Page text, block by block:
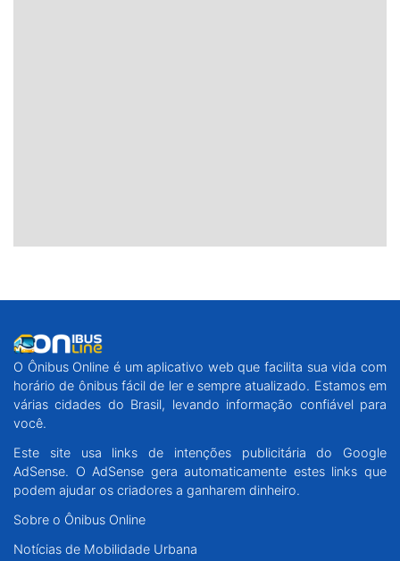
O Ônibus Online é um aplicativo web que facilita sua vida com
horário de ônibus fácil de ler e sempre atualizado. Estamos em
várias cidades do Brasil, levando informação confiável para
você.
Este site usa links de intenções publicitária do Google
AdSense. O AdSense gera automaticamente estes links que
podem ajudar os criadores a ganharem dinheiro.
Sobre o Ônibus Online
Notícias de Mobilidade Urbana